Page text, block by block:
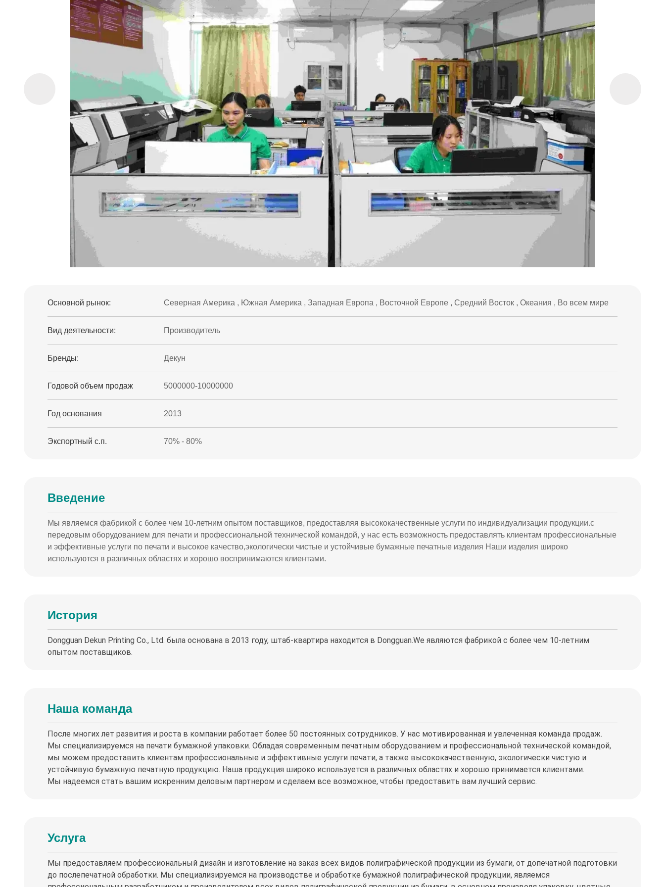
Основной рынок: Северная Америка , Южная Америка , Западная Европа , Восточной Европе , Средний Восток , Океания , Во всем мире
Вид деятельности: Производитель
Бренды: Декун
Годовой объем продаж 5000000-10000000
Год основания 2013
Экспортный с.п. 70% - 80%
Введение
Мы являемся фабрикой с более чем 10-летним опытом поставщиков, предоставляя высококачественные услуги по индивидуализации продукции.с
передовым оборудованием для печати и профессиональной технической командой, у нас есть возможность предоставлять клиентам профессиональные
и эффективные услуги по печати и высокое качество,экологически чистые и устойчивые бумажные печатные изделия Наши изделия широко
используются в различных областях и хорошо воспринимаются клиентами.
История
Dongguan Dekun Printing Co., Ltd. была основана в 2013 году, штаб-квартира находится в Dongguan.We являются фабрикой с более чем 10-летним
опытом поставщиков.
Наша команда
После многих лет развития и роста в компании работает более 50 постоянных сотрудников. У нас мотивированная и увлеченная команда продаж.
Мы специализируемся на печати бумажной упаковки. Обладая современным печатным оборудованием и профессиональной технической командой,
мы можем предоставить клиентам профессиональные и эффективные услуги печати, а также высококачественную, экологически чистую и
устойчивую бумажную печатную продукцию. Наша продукция широко используется в различных областях и хорошо принимается клиентами.
Мы надеемся стать вашим искренним деловым партнером и сделаем все возможное, чтобы предоставить вам лучший сервис.
Услуга
Мы предоставляем профессиональный дизайн и изготовление на заказ всех видов полиграфической продукции из бумаги, от допечатной подготовки
до послепечатной обработки. Мы специализируемся на производстве и обработке бумажной полиграфической продукции, являемся